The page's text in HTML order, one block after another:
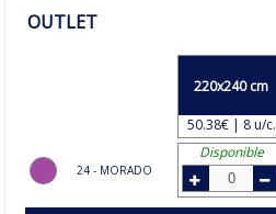
OUTLET
24 - MORADO
220x240 cm
50.38€ | 8 u/c.
Disponible